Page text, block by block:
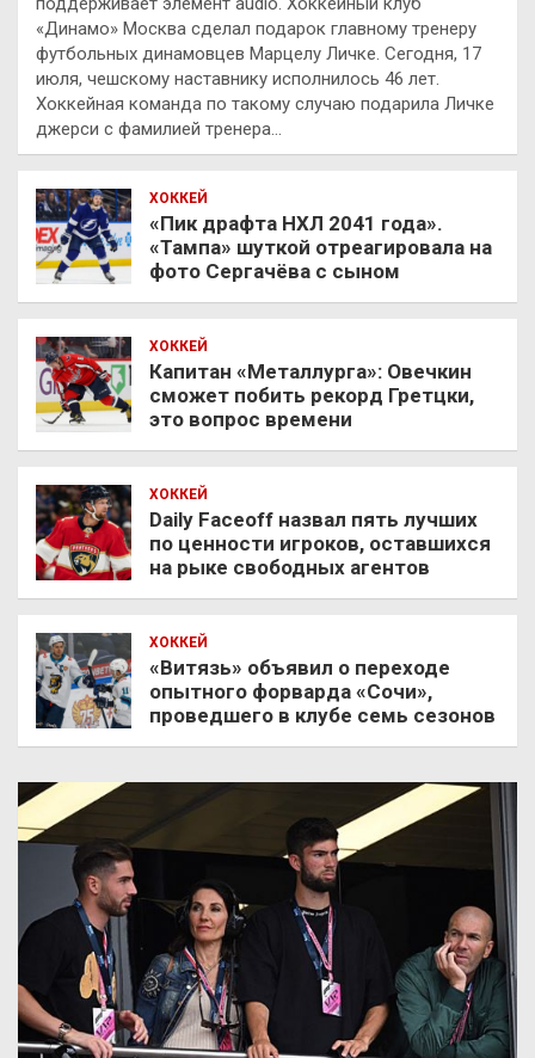
«Динамо» Москва сделал подарок главному тренеру
футбольных динамовцев Марцелу Личке. Сегодня, 17
июля, чешскому наставнику исполнилось 46 лет.
Хоккейная команда по такому случаю подарила Личке
джерси с фамилией тренера…
ХОККЕЙ
«Пик драфта НХЛ 2041 года».
«Тампа» шуткой отреагировала на
фото Сергачёва с сыном
ХОККЕЙ
Капитан «Металлурга»: Овечкин
сможет побить рекорд Гретцки,
это вопрос времени
ХОККЕЙ
Daily Faceoff назвал пять лучших
по ценности игроков, оставшихся
на рыке свободных агентов
ХОККЕЙ
«Витязь» объявил о переходе
опытного форварда «Сочи»,
проведшего в клубе семь сезонов